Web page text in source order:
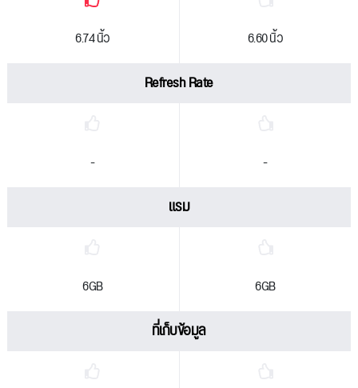
6.74 นิ้ว 6.60 นิ้ว
Refresh Rate
- -
แรม
6GB 6GB
ที่เก็บข้อมูล